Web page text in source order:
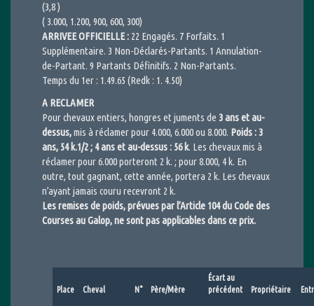
(3,8 )
( 3.000, 1.200, 900, 600, 300)
ARRIVEE OFFICIELLE : 22 Engagés. 7 Forfaits. 1
Supplémentaire. 3 Non-Déclarés-Partants. 1 Annulation-
de-Partant. 9 Partants Définitifs. 2 Non-Partants.
Temps du 1er : 1.49.65 (Redk : 1. 4.50)
A RECLAMER
Pour chevaux entiers, hongres et juments de 3 ans et au-
dessus,mis à réclamer pour 4.000, 6.000 ou 8.000. Poids : 3
ans, 54 k.1/2 ; 4 ans et au-dessus : 56 k. Les chevaux mis à
réclamer pour 6.000 porteront 2 k. ; pour 8.000, 4 k. En
outre, tout gagnant, cette année, portera 2 k. Les chevaux
n’ayant jamais couru recevront 2 k.
Les remises de poids, prévues par l’Article 104 du Code des
Courses au Galop, ne sont pas applicables dans ce prix.
Place Cheval N° Père/Mère
Écart au
précédent
Propriétaire